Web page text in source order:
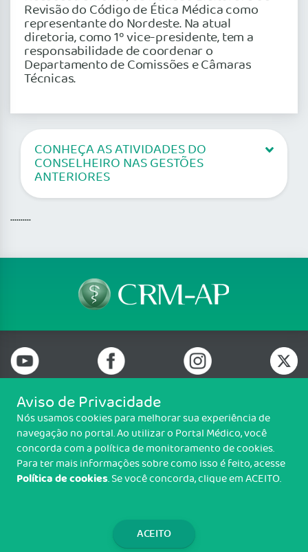
Revisão do Código de Ética Médica como
representante do Nordeste. Na atual
diretoria, como 1º vice-presidente, tem a
responsabilidade de coordenar o
Departamento de Comissões e Câmaras
Técnicas.
CONHEÇA AS ATIVIDADES DO
CONSELHEIRO NAS GESTÕES
ANTERIORES
..........
Telefone: (96) 98427-4260
Email: registro@crmap.org.br
Rodovia Josmar Pinto, n° 1866, Jardim Marco Zero. - CEP: 68903-197
Copyright CRM-AP. Todos os direitos reservados.
Aviso de Privacidade
Nós usamos cookies para melhorar sua experiência de
navegação no portal. Ao utilizar o Portal Médico, você
concorda com a política de monitoramento de cookies.
Para ter mais informações sobre como isso é feito, acesse
Política de cookies. Se você concorda, clique em ACEITO.
ACEITO